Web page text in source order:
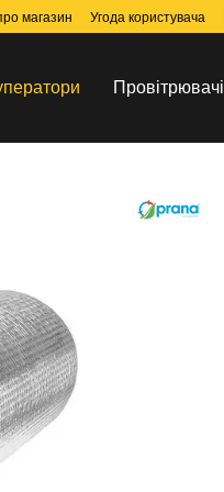
магазин Угода користувача
Провітрювачі